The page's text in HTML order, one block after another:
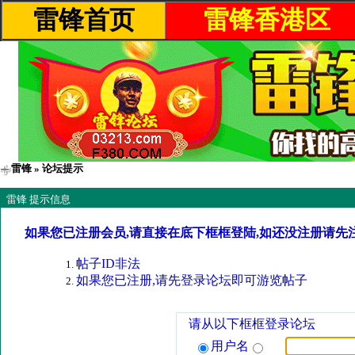
雷锋首页 雷锋香港区
雷锋 » 论坛提示
雷锋 提示信息
如果您已注册会员,请直接在底下框框登陆,如还没注册请先
帖子ID非法
如果您已注册,请先登录论坛即可游览帖子
请从以下框框登录论坛
用户名